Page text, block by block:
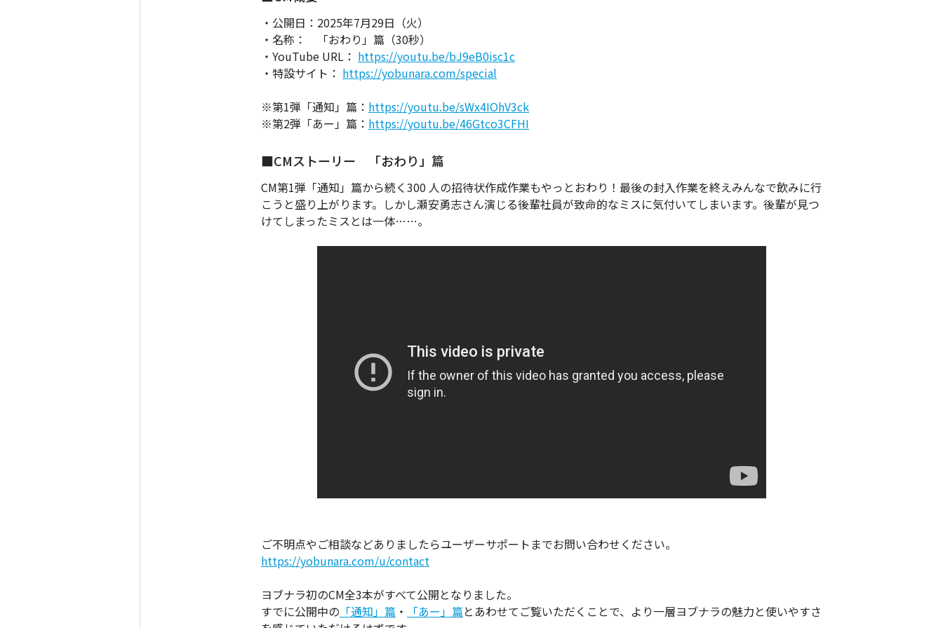
・公開日：2025年7月29日（火）
・名称： 「おわり」篇（30秒）
・YouTube URL： https://youtu.be/bJ9eB0isc1c
・特設サイト： https://yobunara.com/special
※第1弾「通知」篇： https://youtu.be/sWx4IOhV3ck
※第2弾「あー」篇： https://youtu.be/46Gtco3CFHI
■CMストーリー 「おわり」篇
CM第1弾「通知」篇から続く300 人の招待状作成作業もやっとおわり！最後の封入作業を終えみんなで飲みに行
こうと盛り上がります。しかし瀬安勇志さん演じる後輩社員が致命的なミスに気付いてしまいます。後輩が見つ
けてしまったミスとは一体……。
ご不明点やご相談などありましたらユーザーサポートまでお問い合わせください。
https://yobunara.com/u/contact
ヨブナラ初のCM全3本がすべて公開となりました。
すでに公開中の 「通知」篇 ・ 「あー」篇とあわせてご覧いただくことで、より一層ヨブナラの魅力と使いやすさ